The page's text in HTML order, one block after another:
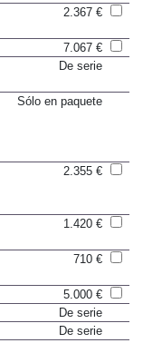
7.067 €
5.000 €
De serie